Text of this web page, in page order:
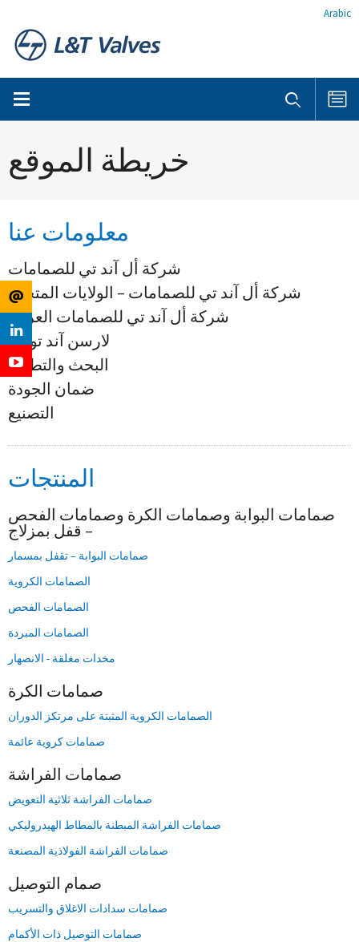
Arabic
خريطة الموقع
معلومات عنا
شركة أل آند تي للصمامات
شركة أل آند تي للصمامات – الولايات المتحدة
شركة أل آند تي للصمامات العربية
لارسن آند توبرو
البحث والتطوير
ضمان الجودة
التصنيع
المنتجات
صمامات البوابة وصمامات الكرة وصمامات الفحص
– قفل بمزلاج
صمامات البوابة – تقفل بمسمار
الصمامات الكروية
الصمامات الفحص
الصمامات المبردة
مخدات مغلقة - الانصهار
صمامات الكرة
الصمامات الكروية المثبتة على مرتكز الدوران
صمامات كروية عائمة
صمامات الفراشة
صمامات الفراشة ثلاثية التعويض
صمامات الفراشة المبطنة بالمطاط الهيدروليكي
صمامات الفراشة الفولاذية المصنعة
صمام التوصيل
صمامات سدادات الاغلاق والتسريب
صمامات التوصيل ذات الأكمام